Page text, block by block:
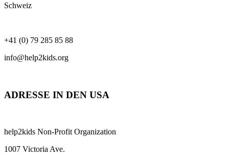
Schweiz
+41 (0) 79 285 85 88
info@help2kids.org
ADRESSE IN DEN USA
help2kids Non-Profit Organization
1007 Victoria Ave.